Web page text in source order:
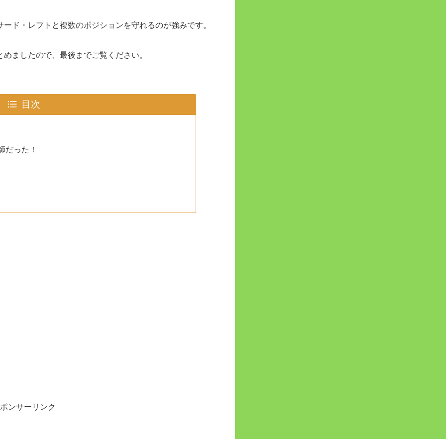
ド・レフトと複数のポジションを守れるのが強みです。
ましたので、最後までご覧ください。
目次
だった！
ンサーリンク